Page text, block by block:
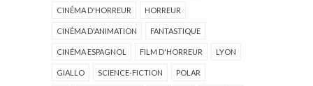
CINÉMA D'HORREUR HORREUR
CINÉMA D'ANIMATION FANTASTIQUE
CINÉMA ESPAGNOL FILM D'HORREUR LYON
GIALLO SCIENCE-FICTION POLAR